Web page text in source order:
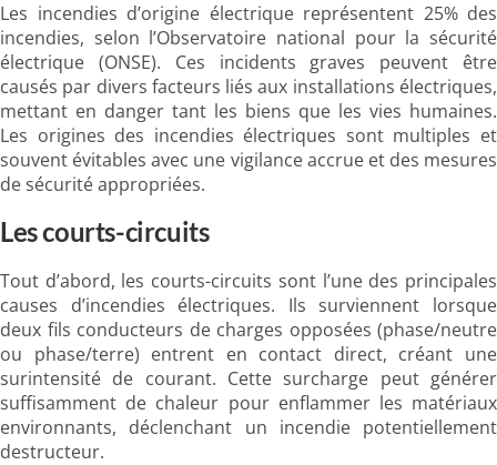
Les incendies d’origine électrique représentent 25% des
incendies, selon l’Observatoire national pour la sécurité
électrique (ONSE). Ces incidents graves peuvent être
causés par divers facteurs liés aux installations électriques,
mettant en danger tant les biens que les vies humaines.
Les origines des incendies électriques sont multiples et
souvent évitables avec une vigilance accrue et des mesures
de sécurité appropriées.
Les courts-circuits
Tout d’abord, les courts-circuits sont l’une des principales
causes d’incendies électriques. Ils surviennent lorsque
deux fils conducteurs de charges opposées (phase/neutre
ou phase/terre) entrent en contact direct, créant une
surintensité de courant. Cette surcharge peut générer
suffisamment de chaleur pour enflammer les matériaux
environnants, déclenchant un incendie potentiellement
destructeur.